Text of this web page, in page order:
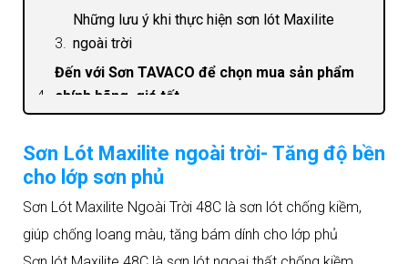
Những lưu ý khi thực hiện sơn lót Maxilite
ngoài trời
Đến với Sơn TAVACO để chọn mua sản phẩm
chính hãng, giá tốt
Sơn Lót Maxilite ngoài trời- Tăng độ bền
cho lớp sơn phủ
Sơn Lót Maxilite Ngoài Trời 48C là sơn lót chống kiềm,
giúp chống loang màu, tăng bám dính cho lớp phủ